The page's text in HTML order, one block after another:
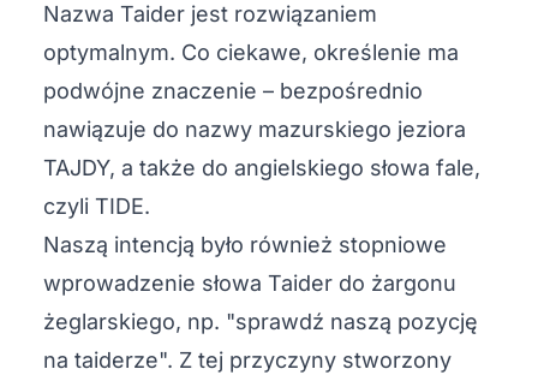
Nazwa Taider jest rozwiązaniem
optymalnym. Co ciekawe, określenie ma
podwójne znaczenie – bezpośrednio
nawiązuje do nazwy mazurskiego jeziora
TAJDY, a także do angielskiego słowa fale,
czyli TIDE.
Naszą intencją było również stopniowe
wprowadzenie słowa Taider do żargonu
żeglarskiego, np. "sprawdź naszą pozycję
na taiderze". Z tej przyczyny stworzony